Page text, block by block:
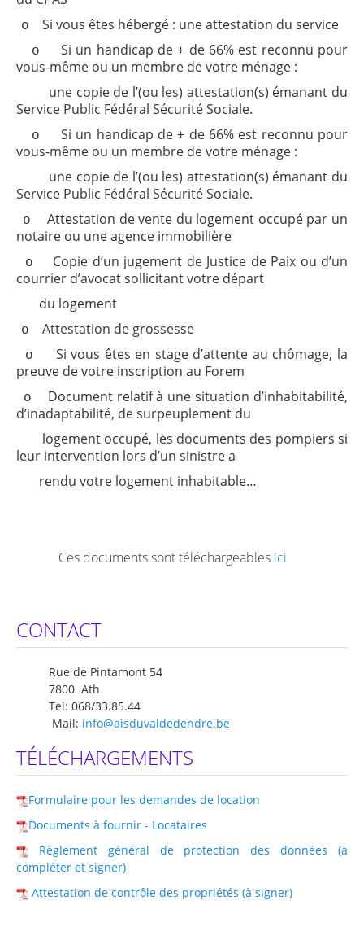
Si vous êtes hébergé : une attestation du service
o
Si un handicap de + de 66% est reconnu pour
vous-même ou un membre de votre ménage :
copie de l’(ou les) attestation(s) émanant du
Service Public Fédéral Sécurité Sociale.
o
Si un handicap de + de 66% est reconnu pour
vous-même ou un membre de votre ménage :
copie de l’(ou les) attestation(s) émanant du
Service Public Fédéral Sécurité Sociale.
Attestation de vente du logement occupé par un
notaire ou une agence immobilière
Copie d’un jugement de Justice de Paix ou d’un
courrier d’avocat sollicitant votre départ
logement
Attestation de grossesse
Si vous êtes en stage d’attente au chômage, la
preuve de votre inscription au Forem
Document relatif à une situation d’inhabitabilité,
d’inadaptabilité, de surpeuplement du
occupé, les documents des pompiers si
leur intervention lors d’un sinistre a
votre logement inhabitable…
Ces documents sont téléchargeables ici
CONTACT
Rue de Pintamont 54
7800 Ath
Tel: 068/33.85.44
Mail: info@aisduvaldedendre.be
TÉLÉCHARGEMENTS
Formulaire pour les demandes de location
Documents à fournir - Locataires
Règlement général de protection des données (à
compléter et signer)
Attestation de contrôle des propriétés (à signer)